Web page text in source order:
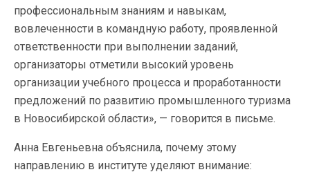
профессиональным знаниям и навыкам,
вовлеченности в командную работу, проявленной
ответственности при выполнении заданий,
организаторы отметили высокий уровень
организации учебного процесса и проработанности
предложений по развитию промышленного туризма
в Новосибирской области», — говорится в письме.
Анна Евгеньевна объяснила, почему этому
направлению в институте уделяют внимание: